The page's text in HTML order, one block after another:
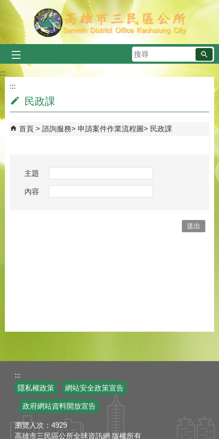
跳到主要內容區塊
搜
尋
:::
:::
民政課
首頁 諮詢服務 申請案件作業流程圖 民政課
主題
內容
:::
隱私權政策
網站安全政策宣告
政府網站資料開放宣告
瀏覽人次： 4929
高雄市三民區公所全球資訊網 版權所有